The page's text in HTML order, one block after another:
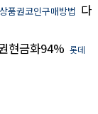
품권코인구매방법 다
현금화94% 롯데